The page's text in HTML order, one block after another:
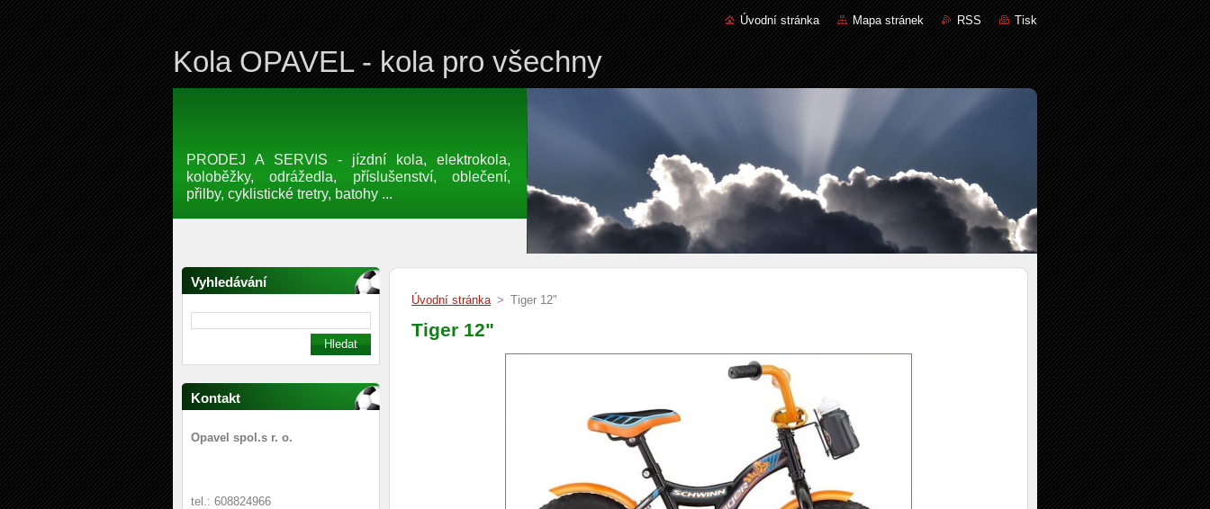
Úvodní stránka Mapa stránek RSS Tisk
Kola OPAVEL - kola pro všechny
PRODEJ A SERVIS - jízdní kola, elektrokola,
koloběžky, odrážedla, příslušenství, oblečení,
přilby, cyklistické tretry, batohy ...
Vyhledávání
Kontakt
Opavel spol.s r. o.
tel.: 608824966
Úvodní stránka > Tiger 12"
Tiger 12"